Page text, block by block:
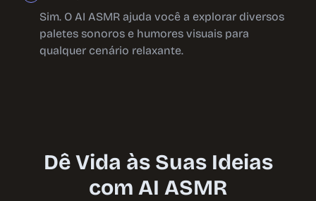
Sim. O AI ASMR ajuda você a explorar diversos
paletes sonoros e humores visuais para
qualquer cenário relaxante.
Dê Vida às Suas Ideias
com AI ASMR